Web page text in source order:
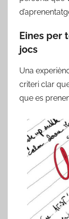
Eines per
jocs
Una
criteri clar
que es